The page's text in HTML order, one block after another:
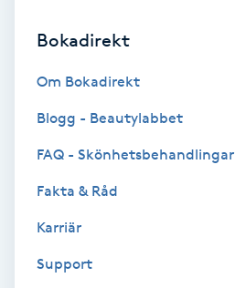
Fet hårbotten
Fettreducering
Fillers
Fotmassage
Bokadirekt
Om Bokadirekt
Blogg - Beautylabbet
FAQ - Skönhetsbehandlingar
Fakta & Råd
Karriär
Support